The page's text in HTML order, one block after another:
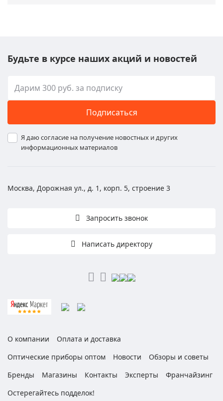
Будьте в курсе наших акций и новостей
Подписаться
Я даю согласие на получение новостных и других
информационных материалов
Москва, Дорожная ул., д. 1, корп. 5, строение 3
Запросить звонок
Написать директору
О компании
Оплата и доставка
Оптические приборы оптом
Новости
Обзоры и советы
Бренды
Магазины Контакты Эксперты
Франчайзинг
Остерегайтесь подделок!